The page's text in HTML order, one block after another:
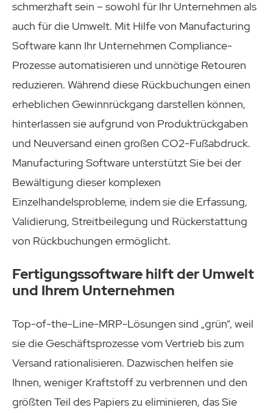
schmerzhaft sein – sowohl für Ihr Unternehmen als
auch für die Umwelt. Mit Hilfe von Manufacturing
Software kann Ihr Unternehmen Compliance-
Prozesse automatisieren und unnötige Retouren
reduzieren. Während diese Rückbuchungen einen
erheblichen Gewinnrückgang darstellen können,
hinterlassen sie aufgrund von Produktrückgaben
und Neuversand einen großen CO2-Fußabdruck.
Manufacturing Software unterstützt Sie bei der
Bewältigung dieser komplexen
Einzelhandelsprobleme, indem sie die Erfassung,
Validierung, Streitbeilegung und Rückerstattung
von Rückbuchungen ermöglicht.
Fertigungssoftware hilft der Umwelt
und Ihrem Unternehmen
Top-of-the-Line-MRP-Lösungen sind „grün“, weil
sie die Geschäftsprozesse vom Vertrieb bis zum
Versand rationalisieren. Dazwischen helfen sie
Ihnen, weniger Kraftstoff zu verbrennen und den
größten Teil des Papiers zu eliminieren, das Sie